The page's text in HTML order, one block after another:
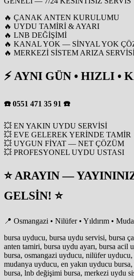
🔥 ÇANAK ANTEN KURULUMU
🔥 UYDU TAMİRİ & AYARI
🔥 LNB DEĞİŞİMİ
🔥 KANAL YOK — SİNYAL YOK
🔥 MERKEZİ SİSTEM ARIZA
⚡ AYNI GÜN • HIZLI •
☎️ 0551 471 35 91 ☎️
💥 EN YAKIN UYDU SERVİSİ
💥 EVE GELEREK YERİNDE TAMİR
💥 UYGUN FİYAT — NET ÇÖZÜM
💥 PROFESYONEL UYDU USTASI
⭐ ARAYIN —
GELSİN! ⭐
📍 Osmangazi • Nilüfer • Yıldırım •
bursa uyducu, bursa uydu servisi, bursa
anten tamiri, bursa uydu ayarı, bursa acil
bursa, osmangazi uyducu, nilüfer uyducu,
mudanya uyducu, en yakın uyducu
bursa, lnb değişimi bursa, merkezi uydu